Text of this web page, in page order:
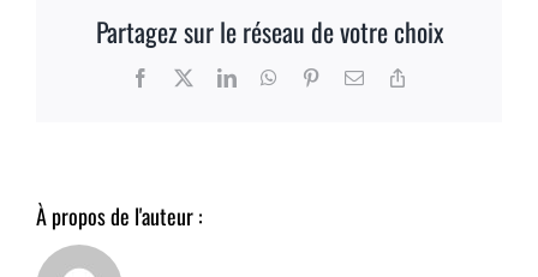
ACCÈS ET CONTACT
Partagez sur le réseau de votre choix
Facebook LinkedInWhatsApp
PinterestEmail
À propos de l'auteur :